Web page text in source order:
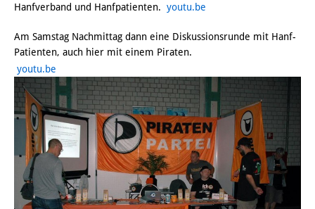
Hanfverband und Hanfpatienten. youtu.be
Am Samstag Nachmittag dann eine Diskussionsrunde mit Hanf-
Patienten, auch hier mit einem Piraten.
youtu.be